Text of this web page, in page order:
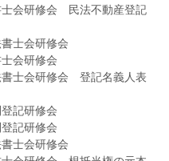
士会研修会 民法不動産登記
士会研修会
会研修会
書士会研修会 登記名義人表
記研修会
記研修会
士会研修会